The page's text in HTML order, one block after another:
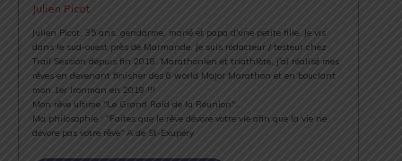
Julien Picot
Julien Picot, 35 ans, gendarme, marié et papa d'une petite fille. Je vis
dans le sud-ouest près de Marmande. Je suis rédacteur / testeur chez
Trail Session depuis fin 2018. Marathonien et triathlète, j'ai réalisé mes
rêves en devenant finisher des 6 world Major Marathon et en bouclant
mon 1er Ironman en 2019 !!!
Mon rêve ultime "Le Grand Raid de la Réunion"...
Ma philosophie : "Faites que le rêve dévore votre vie afin que la vie ne
dévore pas votre rêve" A.de St-Exupéry